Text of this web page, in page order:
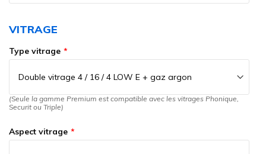
VITRAGE
Type vitrage
(Seule la gamme Premium est compatible avec les vitrages Phonique,
Securit ou Triple)
Aspect vitrage